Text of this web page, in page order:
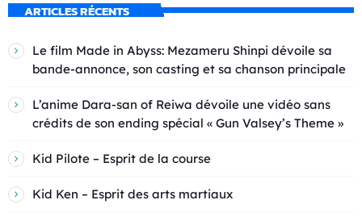
ARTICLES RÉCENTS
Le film Made in Abyss: Mezameru Shinpi dévoile sa
bande-annonce, son casting et sa chanson principale
L’anime Dara-san of Reiwa dévoile une vidéo sans
crédits de son ending spécial « Gun Valsey’s Theme »
Kid Pilote – Esprit de la course
Kid Ken – Esprit des arts martiaux